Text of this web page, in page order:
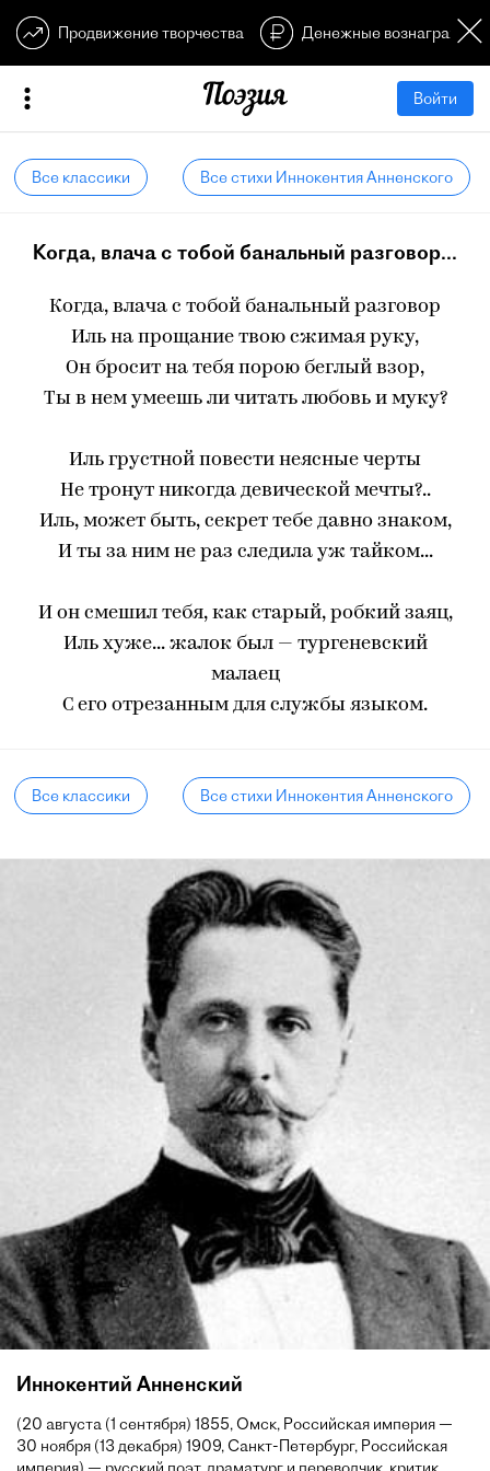
Продвижение творчества Денежные
Войти
Все классики Все стихи Иннокентия Анненского
Когда, влача с тобой банальный разговор...
Когда, влача с тобой банальный разговор
Иль на прощание твою сжимая руку,
Он бросит на тебя порою беглый взор,
Ты в нем умеешь ли читать любовь и муку?
Иль грустной повести неясные черты
Не тронут никогда девической мечты?..
Иль, может быть, секрет тебе давно знаком,
И ты за ним не раз следила уж тайком...
И он смешил тебя, как старый, робкий заяц,
Иль хуже... жалок был — тургеневский
малаец
С его отрезанным для службы языком.
Все классики Все стихи Иннокентия Анненского
Иннокентий Анненский
(20 августа (1 сентября) 1855, Омск, Российская империя —
30 ноября (13 декабря) 1909, Санкт-Петербург, Российская